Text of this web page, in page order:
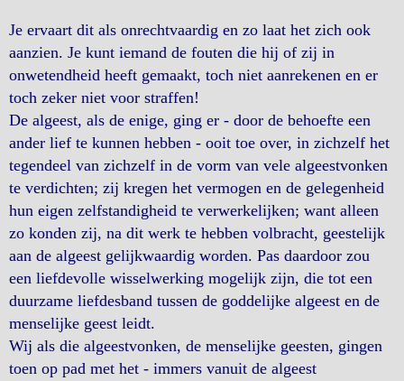
Je ervaart dit als onrechtvaardig en zo laat het zich ook
aanzien. Je kunt iemand de fouten die hij of zij in
onwetendheid heeft gemaakt, toch niet aanrekenen en er
toch zeker niet voor straffen!
De algeest, als de enige, ging er - door de behoefte een
ander lief te kunnen hebben - ooit toe over, in zichzelf het
tegendeel van zichzelf in de vorm van vele algeestvonken
te verdichten; zij kregen het vermogen en de gelegenheid
hun eigen zelfstandigheid te verwerkelijken; want alleen
zo konden zij, na dit werk te hebben volbracht, geestelijk
aan de algeest gelijkwaardig worden. Pas daardoor zou
een liefdevolle wisselwerking mogelijk zijn, die tot een
duurzame liefdesband tussen de goddelijke algeest en de
menselijke geest leidt.
Wij als die algeestvonken, de menselijke geesten, gingen
toen op pad met het - immers vanuit de algeest